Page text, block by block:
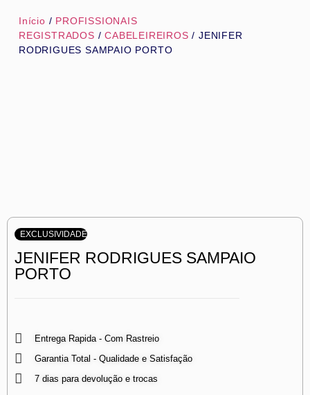
Início / PROFISSIONAIS
REGISTRADOS /CABELEIREIROS / JENIFER
RODRIGUES SAMPAIO PORTO
EXCLUSIVIDADE
JENIFER RODRIGUES SAMPAIO
PORTO
Entrega Rapida - Com Rastreio
Garantia Total - Qualidade e Satisfação
7 dias para devolução e trocas